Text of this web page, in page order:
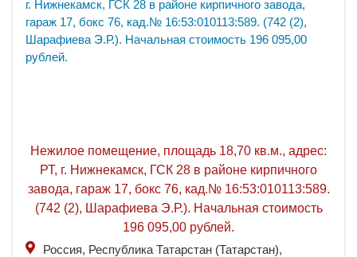
Нежилое помещение, площадь 18,70 кв.м., адрес:
РТ, г. Нижнекамск, ГСК 28 в районе кирпичного
завода, гараж 17, бокс 76, кад.№ 16:53:010113:589.
(742 (2), Шарафиева Э.Р.). Начальная стоимость
196 095,00 рублей.
Россия, Республика Татарстан (Татарстан),